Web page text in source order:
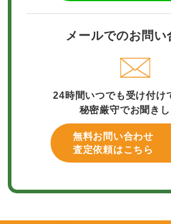
メールでのお問い
24時間いつでも受け付け
秘密厳守でお聞き
無料お問い合わせ
査定依頼はこちら